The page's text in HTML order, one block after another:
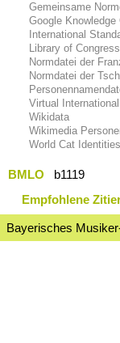
Gemeinsame
Google Knowledge
International
Library of
Normdatei der
Normdatei der
Virtual
Wikidata
Wikimedia
World Cat Identities
BMLO b1119
Empfohlene
Bayerisches